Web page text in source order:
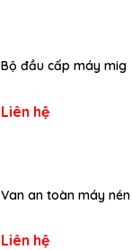
Bộ đầu cấp máy mig
Liên hệ
Van an toàn máy
Liên hệ